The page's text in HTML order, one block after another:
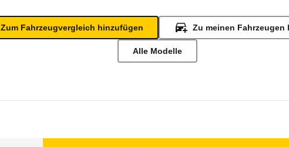
Zum Fahrzeugvergleich hinzufügen Zu meinen Fahrzeugen
Alle Modelle